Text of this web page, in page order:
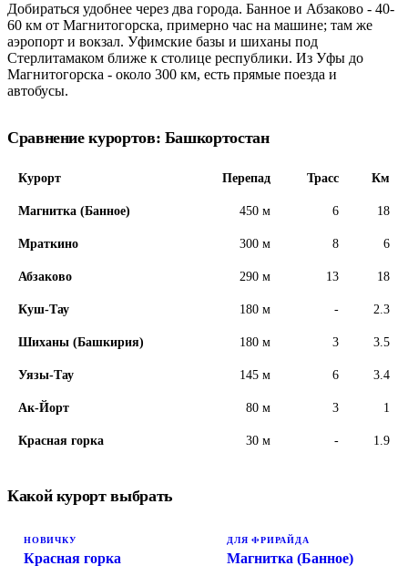
Добираться удобнее через два города. Банное и Абзаково - 40-
60 км от Магнитогорска, примерно час на машине; там же
аэропорт и вокзал. Уфимские базы и шиханы под
Стерлитамаком ближе к столице республики. Из Уфы до
Магнитогорска - около 300 км, есть прямые поезда и
автобусы.
Сравнение курортов: Башкортостан
Курорт Перепад Трасс Км
Магнитка (Банное) 450 м 6 18
Мраткино 300 м 8 6
Абзаково 290 м 13 18
Куш-Тау 180 м - 2.3
Шиханы (Башкирия) 180 м 3 3.5
Уязы-Тау 145 м 6 3.4
Ак-Йорт 80 м 3 1
Красная горка 30 м - 1.9
Какой курорт выбрать
НОВИЧКУ
Красная горка
ДЛЯ ФРИРАЙДА
Магнитка (Банное)